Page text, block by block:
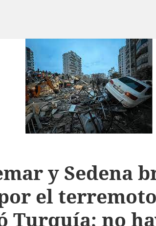
y Sedena
el
Turquía; no